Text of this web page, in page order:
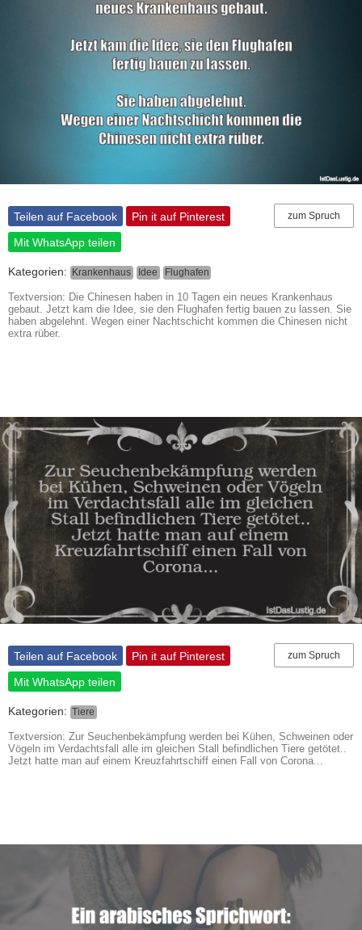
zum Spruch
Teilen auf Facebook
Pin it auf Pinterest
Mit WhatsApp teilen
Kategorien: Krankenhaus Idee Flughafen
Textversion: Die Chinesen haben in 10 Tagen ein neues Krankenhaus
gebaut. Jetzt kam die Idee, sie den Flughafen fertig bauen zu lassen. Sie
haben abgelehnt. Wegen einer Nachtschicht kommen die Chinesen nicht
extra rüber.
zum Spruch
Teilen auf Facebook
Pin it auf Pinterest
Mit WhatsApp teilen
Kategorien: Tiere
Textversion: Zur Seuchenbekämpfung werden bei Kühen, Schweinen oder
Vögeln im Verdachtsfall alle im gleichen Stall befindlichen Tiere getötet..
Jetzt hatte man auf einem Kreuzfahrtschiff einen Fall von Corona...